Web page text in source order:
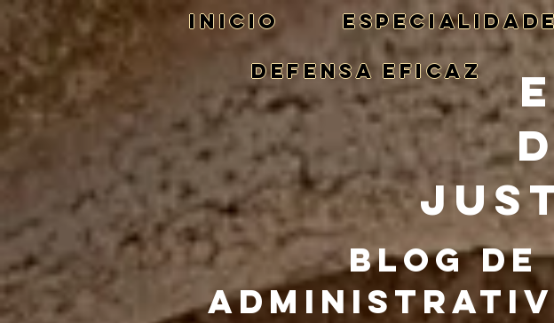
Inicio
DEFENSA EFICAZ
BLOG DE